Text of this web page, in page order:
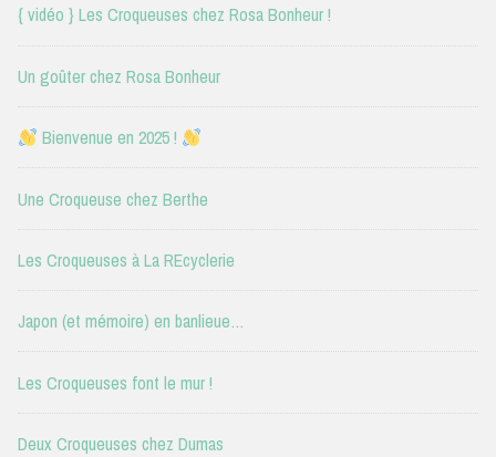
{ vidéo } Les Croqueuses chez Rosa Bonheur !
Un goûter chez Rosa Bonheur
Bienvenue en 2025 !
Une Croqueuse chez Berthe
Les Croqueuses à La REcyclerie
Japon (et mémoire) en banlieue…
Les Croqueuses font le mur !
Deux Croqueuses chez Dumas